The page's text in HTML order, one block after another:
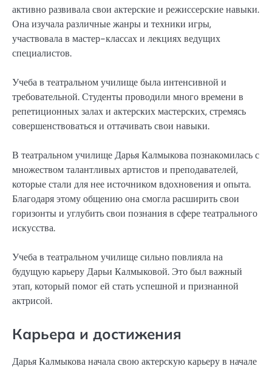
активно развивала свои актерские и режиссерские навыки.
Она изучала различные жанры и техники игры,
участвовала в мастер-классах и лекциях ведущих
специалистов.
Учеба в театральном училище была интенсивной и
требовательной. Студенты проводили много времени в
репетиционных залах и актерских мастерских, стремясь
совершенствоваться и оттачивать свои навыки.
В театральном училище Дарья Калмыкова познакомилась с
множеством талантливых артистов и преподавателей,
которые стали для нее источником вдохновения и опыта.
Благодаря этому общению она смогла расширить свои
горизонты и углубить свои познания в сфере театрального
искусства.
Учеба в театральном училище сильно повлияла на
будущую карьеру Дарьи Калмыковой. Это был важный
этап, который помог ей стать успешной и признанной
актрисой.
Карьера и достижения
Дарья Калмыкова начала свою актерскую карьеру в начале